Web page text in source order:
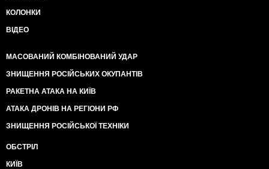
КОЛОНКИ
ВІДЕО
МАСОВАНИЙ КОМБІНОВАНИЙ УДАР
ЗНИЩЕННЯ РОСІЙСЬКИХ ОКУПАНТІВ
РАКЕТНА АТАКА НА КИЇВ
АТАКА ДРОНІВ НА РЕГІОНИ РФ
ЗНИЩЕННЯ РОСІЙСЬКОЇ ТЕХНІКИ
ОБСТРІЛ
КИЇВ